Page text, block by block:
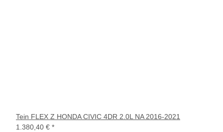
Tein FLEX Z HONDA CIVIC 4DR 2.0L NA 2016-2021
1.380,40 € *